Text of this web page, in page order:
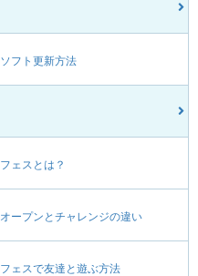
ソフト更新方法
フェスとは？
オープンとチャレンジの違い
フェスで友達と遊ぶ方法